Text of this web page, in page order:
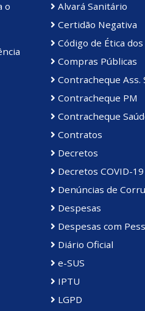
o
Alvará Sanitário
Certidão Negativa
Código de Ética
Compras Públicas
Contracheque Ass.
Contracheque PM
Contracheque
Contratos
Decretos
Decretos COVID-19
Denúncias de
Despesas
Despesas com
Diário Oficial
e-SUS
IPTU
LGPD